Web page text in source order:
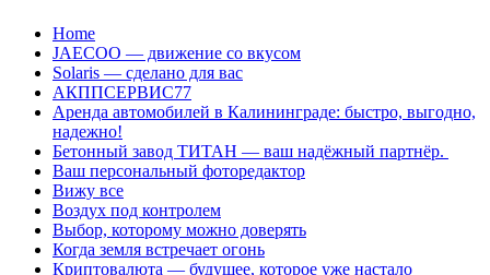
Перейти
содержанию
Home
JAECOO — движение со вкусом
Solaris — сделано для вас
АКППСЕРВИС77
Аренда автомобилей в Калининграде: быстро, выгодно,
надежно!
Бетонный завод ТИТАН — ваш надёжный партнёр.
Ваш персональный фоторедактор
Вижу все
Воздух под контролем
Выбор, которому можно доверять
Когда земля встречает огонь
Криптовалюта — будущее, которое уже настало